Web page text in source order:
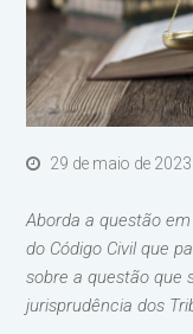
29 de maio de 2023
Aborda a questão
do Código Civil que
sobre a questão que
jurisprudência dos